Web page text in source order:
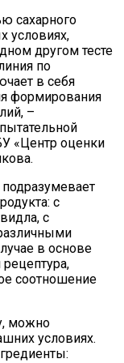
сахарного
условиях,
другом тесте
по
в себя
формирования
–
«Центр оценки
с
с
в основе
соотношение
можно
условиях.